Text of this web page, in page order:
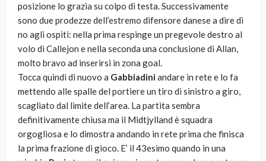
posizione lo grazia su colpo di testa. Successivamente
sono due prodezze dell’estremo difensore danese a dire di
no agli ospiti: nella prima respinge un pregevole destro al
volo di Callejon e nella seconda una conclusione di Allan,
molto bravo ad inserirsi in zona goal.
Tocca quindi di nuovo a Gabbiadiniandare in rete e lo fa
mettendo alle spalle del portiere un tiro di sinistro a giro,
scagliato dal limite dell’area. La partita sembra
definitivamente chiusa ma il Midtjylland è squadra
orgogliosa e lo dimostra andando in rete prima che finisca
la prima frazione di gioco. E’ il 43esimo quando in una